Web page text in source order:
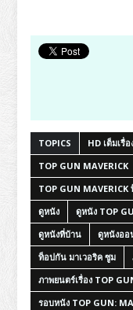
TOPICS HD เต็มเรื่
TOP GUN MAVERICK
TOP GUN MAVERICK
ดูหนัง
ดูหนัง TOP
ดูหนังที่บ้าน
ดูหนังออ
ท็อปกัน มาเวอริค ซูม
ภาพยนตร์เรื่อง TOP
รอบหนัง TOP GUN: